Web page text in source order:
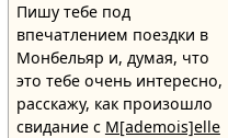
Пишу тебе под
впечатлением поездки в
Монбельяр и, думая, что
это тебе очень интересно,
расскажу, как произошло
свидание с M[ademois]elle